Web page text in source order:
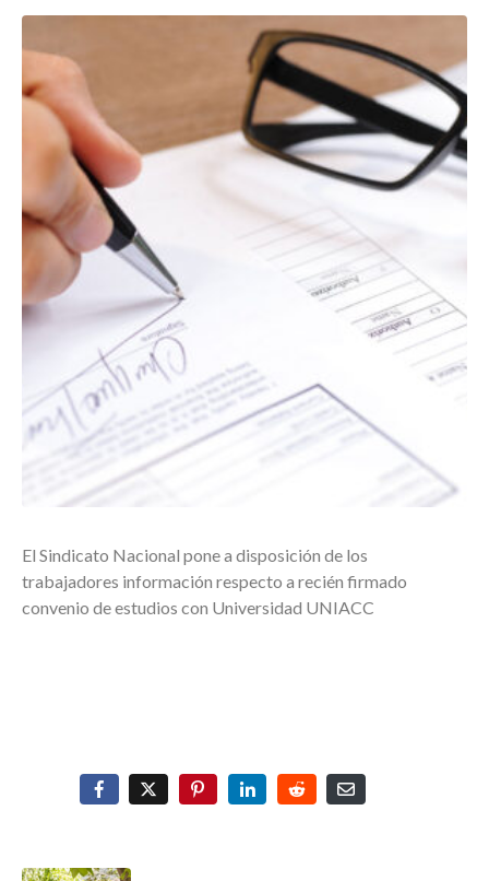
El Sindicato Nacional pone a disposición de los
trabajadores información respecto a recién firmado
convenio de estudios con Universidad UNIACC